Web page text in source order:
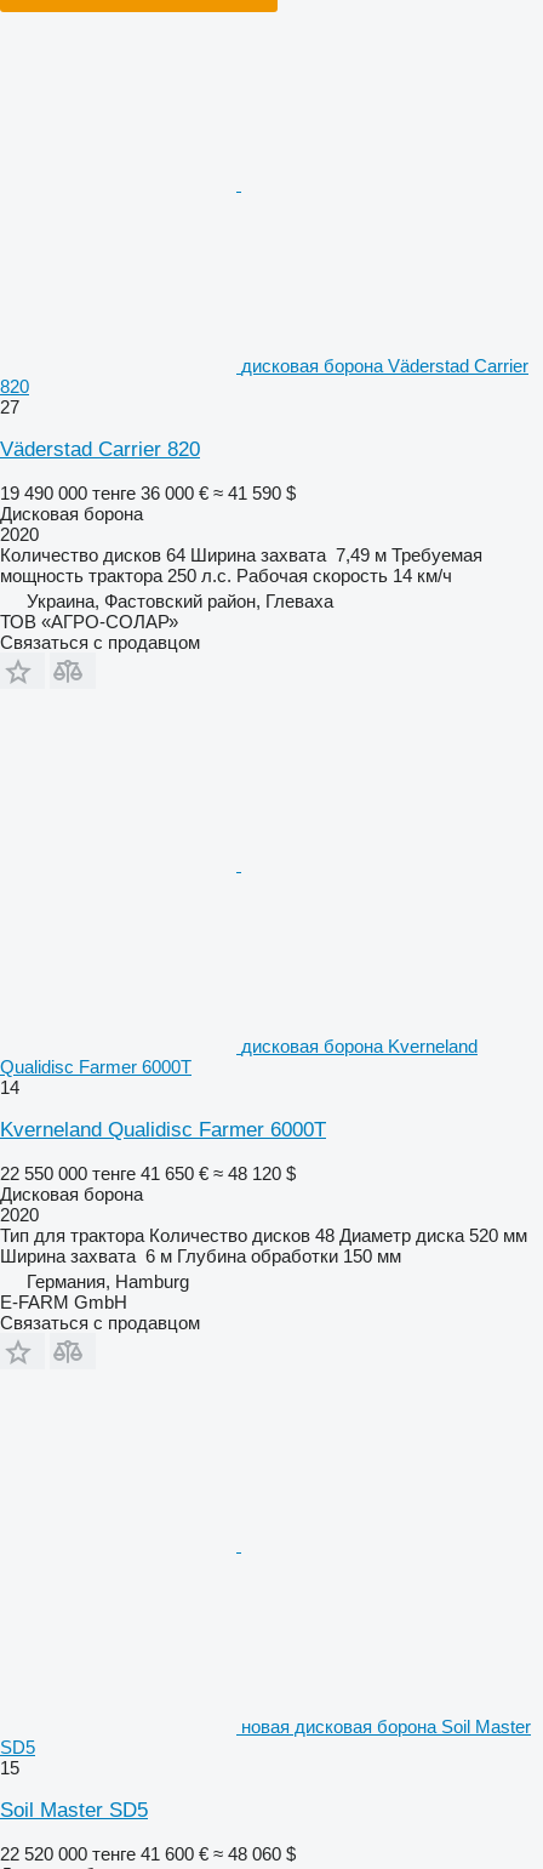
дисковая борона Väderstad Carrier
820
27
Väderstad Carrier 820
19 490 000 тенге 36 000 € ≈ 41 590 $
Дисковая борона
2020
Количество дисков 64 Ширина захвата 7,49 м Требуемая
мощность трактора 250 л.с. Рабочая скорость 14 км/ч
Украина, Фастовский район, Глеваха
ТОВ «АГРО-СОЛАР»
Связаться с продавцом
дисковая борона Kverneland
Qualidisc Farmer 6000T
14
Kverneland Qualidisc Farmer 6000T
22 550 000 тенге 41 650 € ≈ 48 120 $
Дисковая борона
2020
Тип для трактора Количество дисков 48 Диаметр диска 520 мм
Ширина захвата 6 м Глубина обработки 150 мм
Германия, Hamburg
E-FARM GmbH
Связаться с продавцом
новая дисковая борона Soil Master
SD5
15
Soil Master SD5
22 520 000 тенге 41 600 € ≈ 48 060 $